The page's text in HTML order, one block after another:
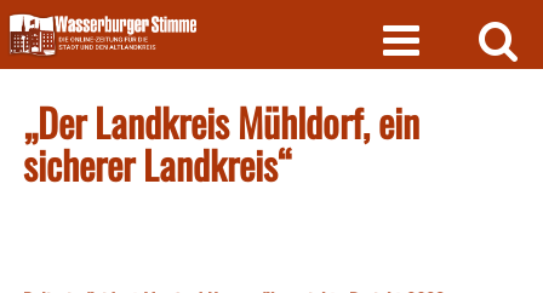
Skip
to
content
„Der Landkreis Mühldorf, ein
sicherer Landkreis“